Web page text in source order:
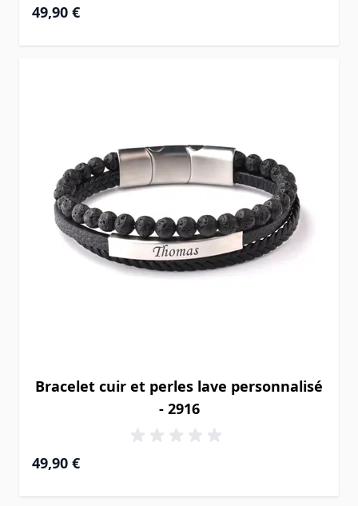
49,90 €
Bracelet cuir et perles lave personnalisé
- 2916
49,90 €